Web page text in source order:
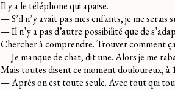
Il y a le téléphone qui apaise.
— S’il n’y avait pas mes enfants, je me serais
— Il n’y a pas d’autre possibilité que de
Chercher à comprendre. Trouver comment
— Je manque de chat, dit une. Alors je me
Mais toutes disent ce moment douloureux, à
— Après on est toute seule. Avec tout qui